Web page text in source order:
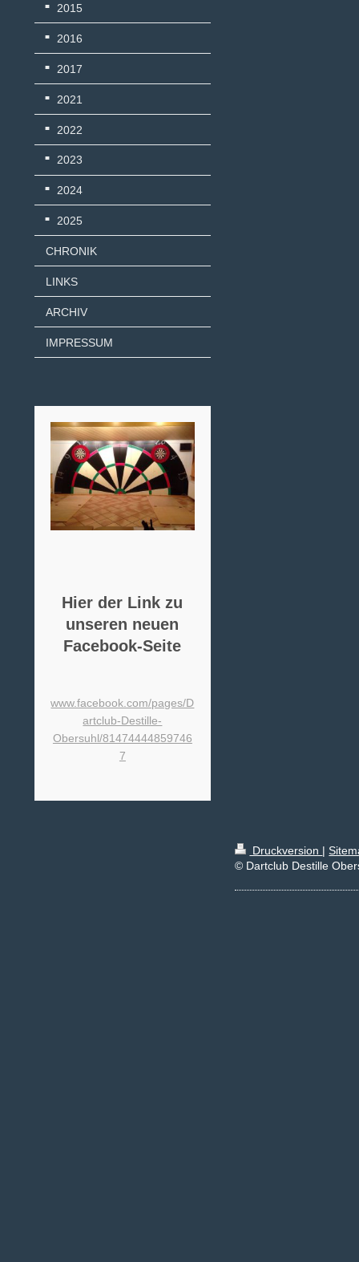
2015
2016
2017
2021
2022
2023
2024
2025
CHRONIK
LINKS
ARCHIV
IMPRESSUM
Hier der Link zu
unseren neuen
Facebook-Seite
www.facebook.com/pages/D
artclub-Destille-
Obersuhl/81474444859746
7
Druckversion |
© Dartclub Destille